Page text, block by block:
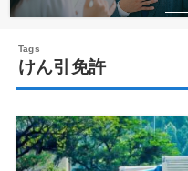
けん引免許